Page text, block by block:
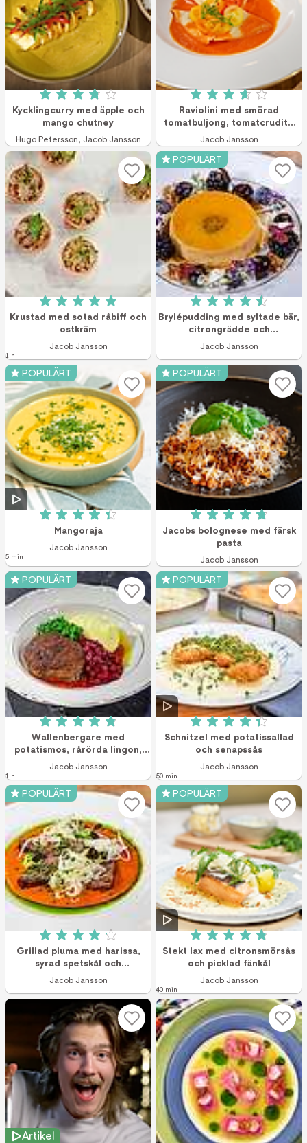
Betyg: 3.8 av 5 (12 röster)
Kycklingcurry med äpple och
mango chutney
Hugo Petersson, Jacob Jansson
Betyg: 3.7 av 5
Raviolini med smörad
tomatbuljong, tomatcrudité
och dill
Jacob Jansson
Betyg: 5 av 5 (3 röster)
Krustad med sotad råbiff och
ostkräm
Jacob Jansson
1 h
POPULÄRT
Betyg: 4.5 av 5
Brylépudding med syltade bär,
citrongrädde och
kardemummasmul
Jacob Jansson
POPULÄRT
Betyg: 4.4 av 5 (31 röster)
Mangoraja
Jacob Jansson
5 min
POPULÄRT
Betyg: 4.8 av 5
Jacobs bolognese med färsk
pasta
Jacob Jansson
POPULÄRT
Betyg: 4.9 av 5 (87 röster)
Wallenbergare med
potatismos, rårörda lingon,
ärtor och skirat smör
Jacob Jansson
1 h
POPULÄRT
Betyg: 4.4 av 5
Schnitzel med potatissallad
och senapssås
Jacob Jansson
50 min
POPULÄRT
Betyg: 4.1 av 5 (15 röster)
Grillad pluma med harissa,
syrad spetskål och
gräslöksmajonnäs
Jacob Jansson
POPULÄRT
Betyg: 4.9 av 5
Stekt lax med citronsmörsås
och picklad fänkål
Jacob Jansson
40 min
Artikel